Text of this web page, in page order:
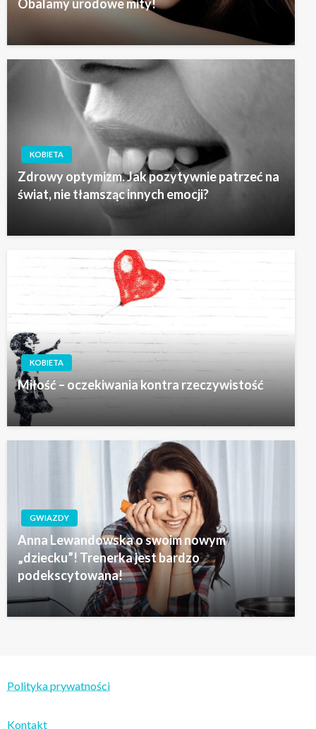
Obalamy urodowe mity!
KOBIETA
Zdrowy optymizm. Jak pozytywnie patrzeć na
świat, nie tłamsząc innych emocji?
KOBIETA
Miłość – oczekiwania kontra rzeczywistość
GWIAZDY
Anna Lewandowska o swoim nowym
„dziecku”! Trenerka jest bardzo
podekscytowana!
Polityka prywatności
Kontakt